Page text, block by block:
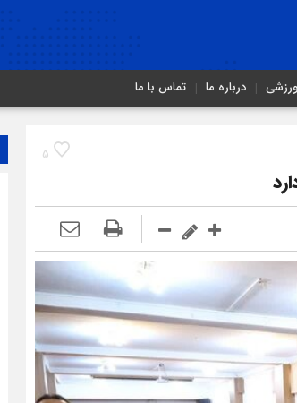
ورزشی درباره ما تماس با ما
5